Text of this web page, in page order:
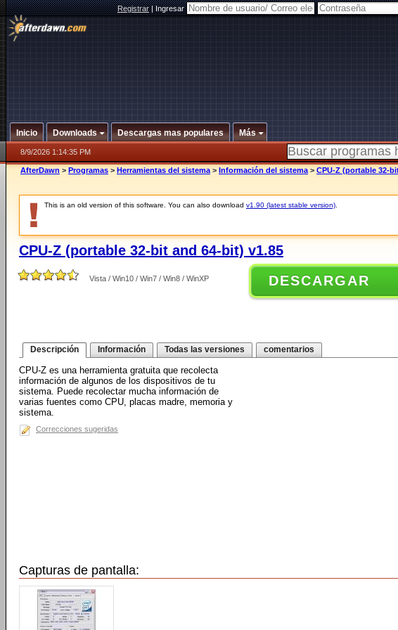
Registrar|Ingresar
Inicio Downloads Descargas mas populares Más
8/9/2026 1:14:35 PM
AfterDawn > Programas > Herramientas del sistema > Información del sistema > CPU-Z (portable 32-
This is an old version of this software. You can also download v1.90 (latest stable version)
CPU-Z (portable 32-bit and 64-bit) v1.85
Vista / Win10 / Win7 / Win8 / WinXP DESCARGAR
Descripción Información Todas las versiones comentarios
CPU-Z es una herramienta gratuita que recolecta
información de algunos de los dispositivos de tu
sistema. Puede recolectar mucha información de
varias fuentes como CPU, placas madre, memoria y
sistema.
Correcciones sugeridas
Capturas de pantalla: